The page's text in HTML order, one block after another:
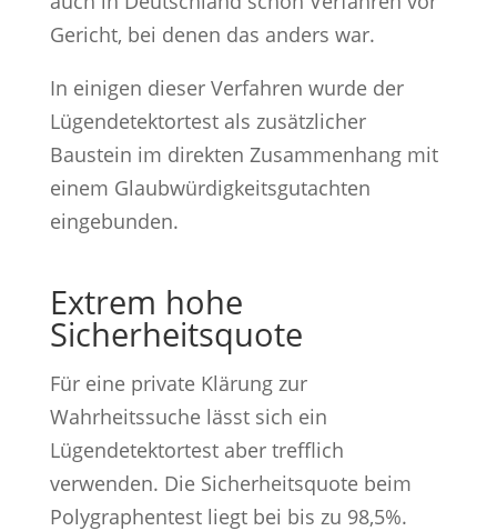
Gericht, bei denen das anders war.
In einigen dieser Verfahren wurde der
Lügendetektortest als zusätzlicher
Baustein im direkten Zusammenhang mit
einem Glaubwürdigkeitsgutachten
eingebunden.
Extrem hohe
Sicherheitsquote
Für eine private Klärung zur
Wahrheitssuche lässt sich ein
Lügendetektortest aber trefflich
verwenden. Die Sicherheitsquote beim
Polygraphentest liegt bei bis zu 98,5%.